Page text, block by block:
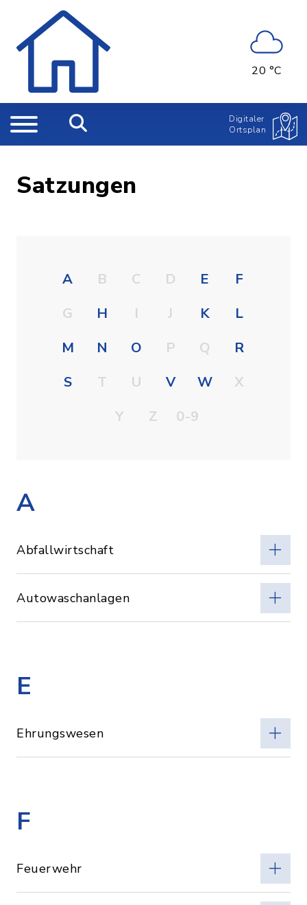
20 °C
Digitaler
Ortsplan
Satzungen
A B C D E
F
G
H I J K
L
M
N O P Q
R
S
T U V W
X
Y
Z 0-9
A
Abfallwirtschaft
Autowaschanlagen
E
Ehrungswesen
F
Feuerwehr